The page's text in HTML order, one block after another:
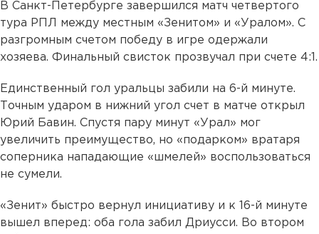
В Санкт-Петербурге завершился матч четвертого
тура РПЛ между местным «Зенитом» и «Уралом». С
разгромным счетом победу в игре одержали
хозяева. Финальный свисток прозвучал при счете 4:1.
Единственный гол уральцы забили на 6-й минуте.
Точным ударом в нижний угол счет в матче открыл
Юрий Бавин. Спустя пару минут «Урал» мог
увеличить преимущество, но «подарком» вратаря
соперника нападающие «шмелей» воспользоваться
не сумели.
«Зенит» быстро вернул инициативу и к 16-й минуте
вышел вперед: оба гола забил Дриусси. Во втором